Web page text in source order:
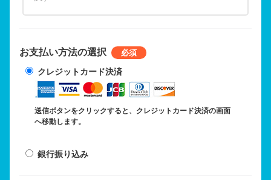
お支払い方法の選択
クレジットカード決済
送信ボタンをクリックすると、クレジットカード決済の画面
へ移動します。
銀行振り込み